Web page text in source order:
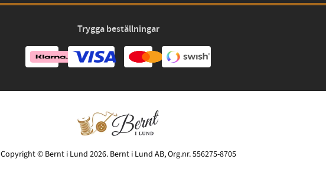
Trygga beställningar
Copyright © Bernt i Lund 2026. Bernt i Lund AB, Org.nr. 556275-8705